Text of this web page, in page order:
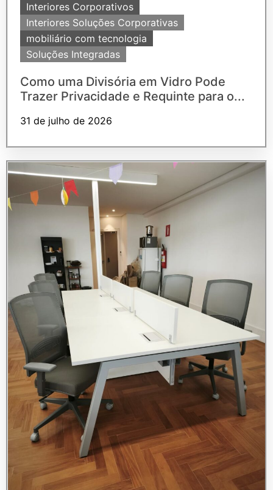
Interiores Corporativos
Interiores Soluções Corporativas
mobiliário com tecnologia
Soluções Integradas
Como uma Divisória em Vidro Pode
Trazer Privacidade e Requinte para o...
31 de julho de 2026